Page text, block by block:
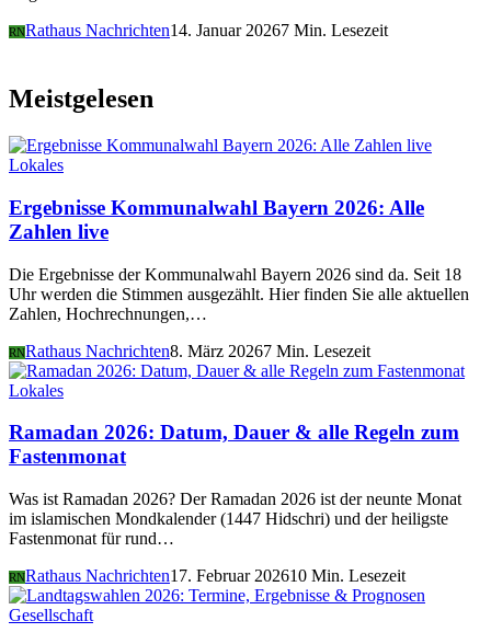
RNRathaus Nachrichten14. Januar 20267 Min. Lesezeit
Meistgelesen
Lokales
Ergebnisse Kommunalwahl Bayern 2026: Alle
Zahlen live
Die Ergebnisse der Kommunalwahl Bayern 2026 sind da. Seit 18
Uhr werden die Stimmen ausgezählt. Hier finden Sie alle aktuellen
Zahlen, Hochrechnungen,…
RNRathaus Nachrichten8. März 20267 Min. Lesezeit
Lokales
Ramadan 2026: Datum, Dauer & alle Regeln zum
Fastenmonat
Was ist Ramadan 2026? Der Ramadan 2026 ist der neunte Monat
im islamischen Mondkalender (1447 Hidschri) und der heiligste
Fastenmonat für rund…
RNRathaus Nachrichten17. Februar 202610 Min. Lesezeit
Gesellschaft